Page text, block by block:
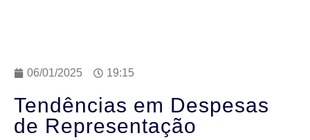
06/01/2025 19:15
Tendências em Despesas
de Representação